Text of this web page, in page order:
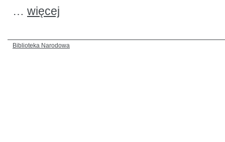
… więcej
Biblioteka Narodowa